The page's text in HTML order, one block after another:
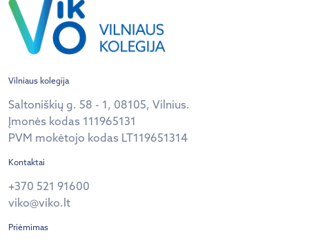
Vilniaus kolegija
Saltoniškių g. 58 - 1, 08105, Vilnius.
Įmonės kodas 111965131
PVM mokėtojo kodas LT119651314
Kontaktai
+370 521 91600
viko@viko.lt
Priėmimas